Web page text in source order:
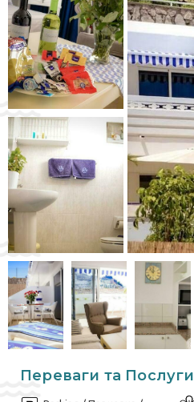
Переваги та Послуги